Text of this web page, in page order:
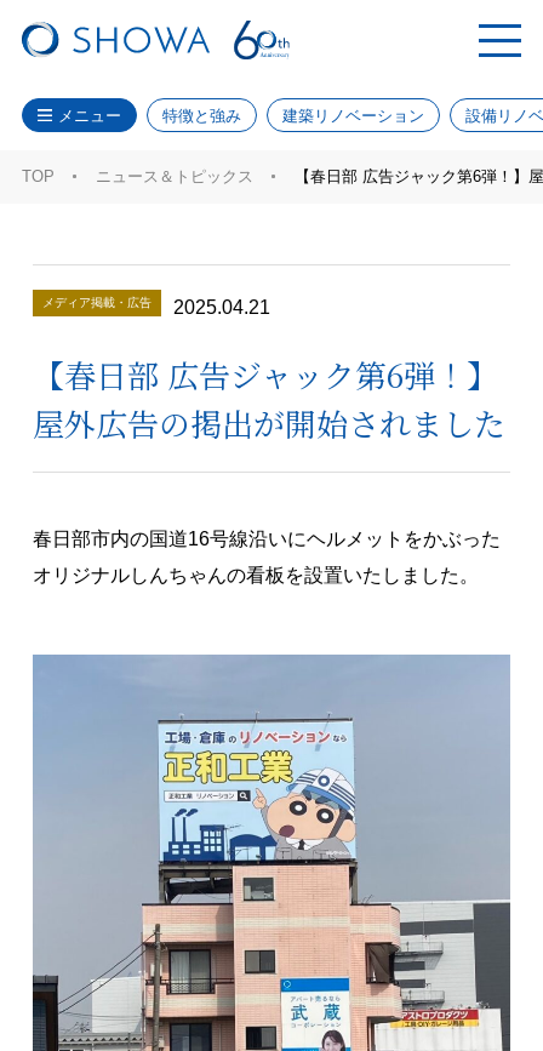
メニュー 特徴と強み 建築リノベーション 設備リノ
TOP ニュース＆トピックス 【春日部 広告ジャック第6弾！】
メディア掲載・広告 2025.04.21
【春日部 広告ジャック第6弾！】
屋外広告の掲出が開始されました
春日部市内の国道16号線沿いにヘルメットをかぶった
オリジナルしんちゃんの看板を設置いたしました。